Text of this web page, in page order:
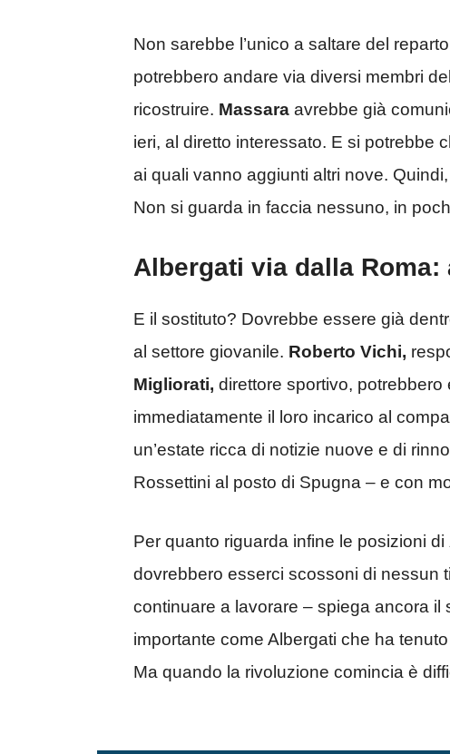
Non sarebbe l’unico a saltare del
potrebbero andare via diversi membri
ricostruire. Massara avrebbe già
ieri, al diretto interessato. E si potrebbe
ai quali vanno aggiunti altri nove.
Non si guarda in faccia nessuno, in
Albergati via dalla
E il sostituto? Dovrebbe essere già
al settore giovanile. Roberto Vichi,
Migliorati, direttore sportivo,
immediatamente il loro incarico al
un’estate ricca di notizie nuove e di
Rossettini al posto di Spugna – e con
Per quanto riguarda infine le posizioni di
dovrebbero esserci scossoni di nessun
continuare a lavorare – spiega ancora il
importante come Albergati che ha
Ma quando la rivoluzione comincia è